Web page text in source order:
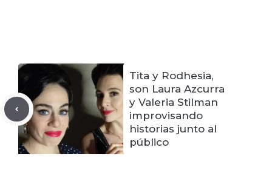
Tita y Rodhesia,
son Laura Azcurra
y Valeria Stilman
improvisando
historias junto al
público